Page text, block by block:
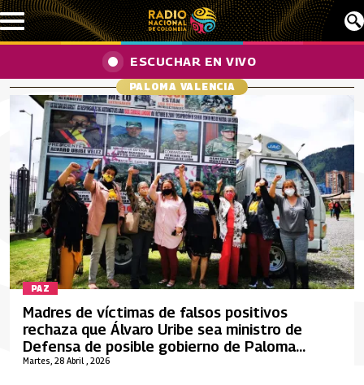
Pasar al contenido principal
ESCUCHAR EN VIVO
PALOMA VALENCIA
PAZ
Martes, 28 Abril , 2026
Madres de víctimas de falsos positivos
rechaza que Álvaro Uribe sea ministro de
Defensa de posible gobierno de Paloma
Valencia